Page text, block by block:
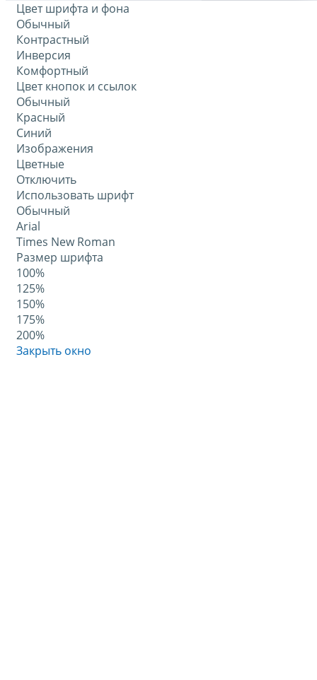
Цвет шрифта и фона
Обычный
Контрастный
Инверсия
Комфортный
Цвет кнопок и ссылок
Обычный
Красный
Синий
Изображения
Цветные
Отключить
Использовать шрифт
Обычный
Arial
Times New Roman
Размер шрифта
100%
125%
150%
175%
200%
Закрыть окно